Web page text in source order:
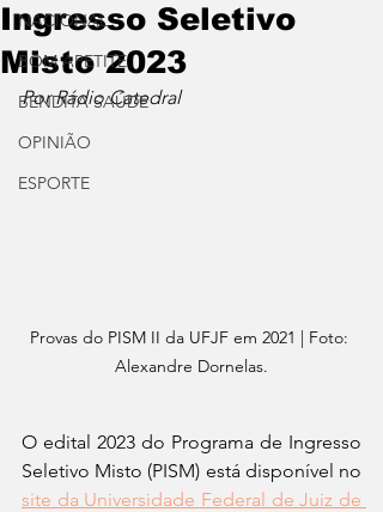
NACIONAL
BOM APETITE
BENDITA SAÚDE
OPINIÃO
ESPORTE
Ingresso Seletivo
Misto 2023
Por Rádio Catedral
Provas do PISM II da UFJF em 2021 | Foto:
Alexandre Dornelas.
O edital 2023 do Programa de Ingresso
site da Universidade Federal de Juiz de